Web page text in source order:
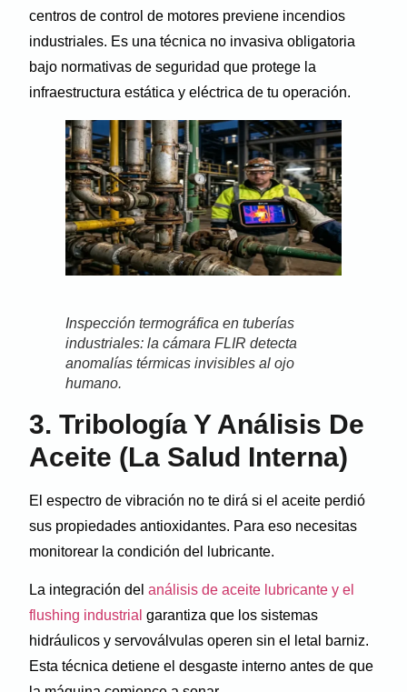
centros de control de motores previene incendios
industriales. Es una técnica no invasiva obligatoria
bajo normativas de seguridad que protege la
infraestructura estática y eléctrica de tu operación.
Inspección termográfica en tuberías
industriales: la cámara FLIR detecta
anomalías térmicas invisibles al ojo
humano.
3. Tribología Y Análisis De
Aceite (La Salud Interna)
El espectro de vibración no te dirá si el aceite perdió
sus propiedades antioxidantes. Para eso necesitas
monitorear la condición del lubricante.
La integración delanálisis de aceite lubricante y el
flushing industrial garantiza que los sistemas
hidráulicos y servoválvulas operen sin el letal barniz.
Esta técnica detiene el desgaste interno antes de que